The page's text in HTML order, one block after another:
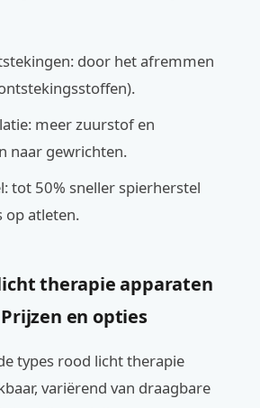
door het afremmen
meer zuurstof en
naar gewrichten.
tot 50% sneller spierherstel
op atleten.
therapie apparaten
en opties
types rood licht therapie
variërend van draagbare